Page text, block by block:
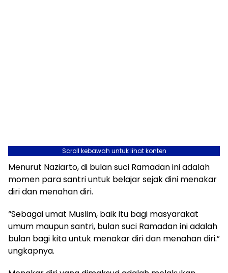
Scroll kebawah untuk lihat konten
Menurut Naziarto, di bulan suci Ramadan ini adalah
momen para santri untuk belajar sejak dini menakar
diri dan menahan diri.
“Sebagai umat Muslim, baik itu bagi masyarakat
umum maupun santri, bulan suci Ramadan ini adalah
bulan bagi kita untuk menakar diri dan menahan diri.”
ungkapnya.